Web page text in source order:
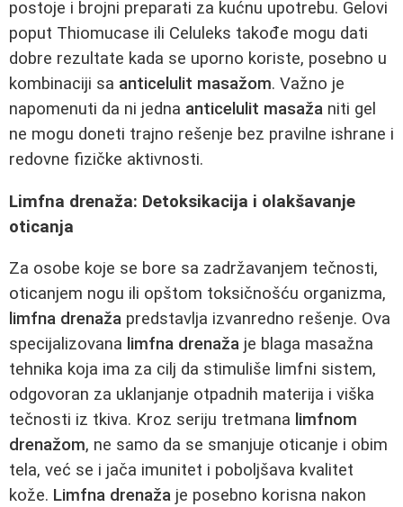
postoje i brojni preparati za kućnu upotrebu. Gelovi
poput Thiomucase ili Celuleks takođe mogu dati
dobre rezultate kada se uporno koriste, posebno u
kombinaciji sa anticelulit masažom. Važno je
napomenuti da ni jedna anticelulit masaža niti gel
ne mogu doneti trajno rešenje bez pravilne ishrane i
redovne fizičke aktivnosti.
Limfna drenaža: Detoksikacija i olakšavanje
oticanja
Za osobe koje se bore sa zadržavanjem tečnosti,
oticanjem nogu ili opštom toksičnošću organizma,
limfna drenaža predstavlja izvanredno rešenje. Ova
specijalizovana limfna drenaža je blaga masažna
tehnika koja ima za cilj da stimuliše limfni sistem,
odgovoran za uklanjanje otpadnih materija i viška
tečnosti iz tkiva. Kroz seriju tretmana limfnom
drenažom, ne samo da se smanjuje oticanje i obim
tela, već se i jača imunitet i poboljšava kvalitet
kože. Limfna drenaža je posebno korisna nakon